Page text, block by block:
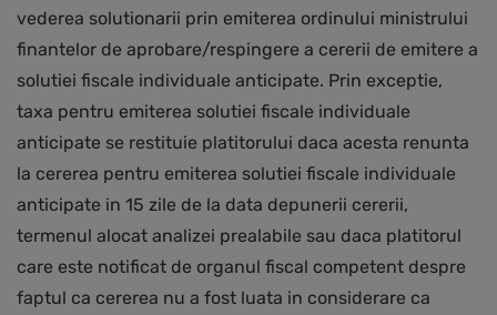
vederea solutionarii prin emiterea ordinului ministrului
finantelor de aprobare/respingere a cererii de emitere a
solutiei fiscale individuale anticipate. Prin exceptie,
taxa pentru emiterea solutiei fiscale individuale
anticipate se restituie platitorului daca acesta renunta
la cererea pentru emiterea solutiei fiscale individuale
anticipate in 15 zile de la data depunerii cererii,
termenul alocat analizei prealabile sau daca platitorul
care este notificat de organul fiscal competent despre
faptul ca cererea nu a fost luata in considerare ca